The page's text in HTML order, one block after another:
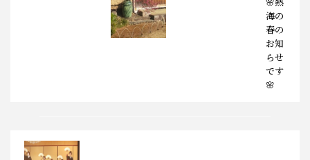
海の
春の
お知
らせ
です
🌸